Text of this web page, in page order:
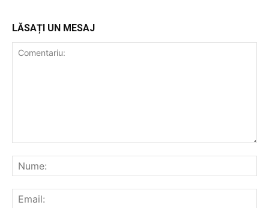
LĂSAȚI UN MESAJ